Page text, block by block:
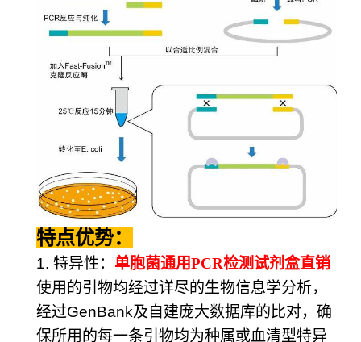
特点优势：
1. 特异性： 单胞菌通用PCR检测试剂盒直销
使用的引物均经过详尽的生物信息学分析，
经过GenBank及自建庞大数据库的比对，确
保所用的每一条引物均为种属或血清型特异